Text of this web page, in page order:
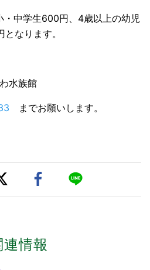
・中学生600円、4歳以上の幼児
なります。
水族館
までお願いします。
連情報